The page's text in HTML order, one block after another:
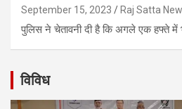
September 15, 2023 Raj Satta
पुलिस ने चेतावनी दी है कि अगले एक हफ्ते
विविध